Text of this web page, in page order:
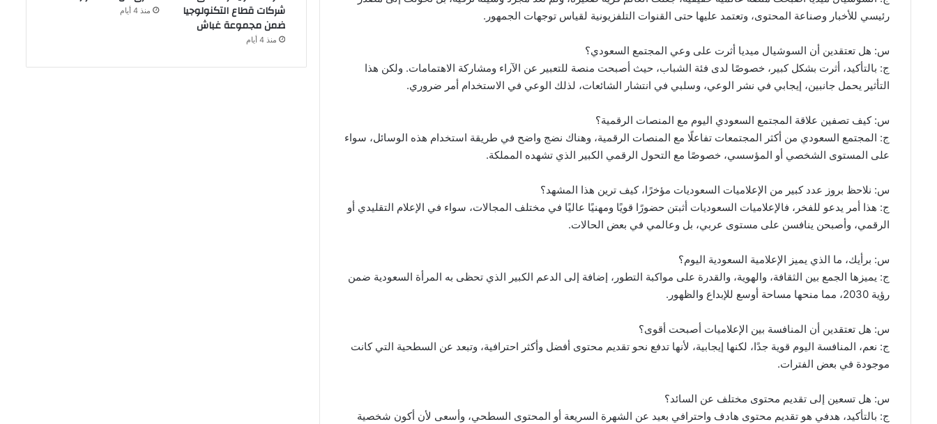
رئيسي للأخبار وصناعة المحتوى، وتعتمد عليها حتى القنوات التلفزيونية لقياس توجهات الجمهور.
س: هل تعتقدين أن السوشيال ميديا أثرت على وعي المجتمع السعودي؟
ج: بالتأكيد، أثرت بشكل كبير، خصوصًا لدى فئة الشباب، حيث أصبحت منصة للتعبير عن الآراء ومشاركة الاهتمامات. ولكن هذا
التأثير يحمل جانبين، إيجابي في نشر الوعي، وسلبي في انتشار الشائعات، لذلك الوعي في الاستخدام أمر ضروري.
س: كيف تصفين علاقة المجتمع السعودي اليوم مع المنصات الرقمية؟
ج: المجتمع السعودي من أكثر المجتمعات تفاعلًا مع المنصات الرقمية، وهناك نضج واضح في طريقة استخدام هذه الوسائل، سواء
على المستوى الشخصي أو المؤسسي، خصوصًا مع التحول الرقمي الكبير الذي تشهده المملكة.
س: نلاحظ بروز عدد كبير من الإعلاميات السعوديات مؤخرًا، كيف ترين هذا المشهد؟
ج: هذا أمر يدعو للفخر، فالإعلاميات السعوديات أثبتن حضورًا قويًا ومهنيًا عاليًا في مختلف المجالات، سواء في الإعلام التقليدي أو
الرقمي، وأصبحن ينافسن على مستوى عربي، بل وعالمي في بعض الحالات.
س: برأيك، ما الذي يميز الإعلامية السعودية اليوم؟
ج: يميزها الجمع بين الثقافة، والهوية، والقدرة على مواكبة التطور، إضافة إلى الدعم الكبير الذي تحظى به المرأة السعودية ضمن
رؤية 2030، مما منحها مساحة أوسع للإبداع والظهور.
س: هل تعتقدين أن المنافسة بين الإعلاميات أصبحت أقوى؟
ج: نعم، المنافسة اليوم قوية جدًا، لكنها إيجابية، لأنها تدفع نحو تقديم محتوى أفضل وأكثر احترافية، وتبعد عن السطحية التي كانت
موجودة في بعض الفترات.
س: هل تسعين إلى تقديم محتوى مختلف عن السائد؟
ج: بالتأكيد، هدفي هو تقديم محتوى هادف واحترافي بعيد عن الشهرة السريعة أو المحتوى السطحي، وأسعى لأن أكون شخصية
شركات قطاع التكنولوجيا
ضمن مجموعة غباش
منذ 4 أيام
منذ 4 أيام